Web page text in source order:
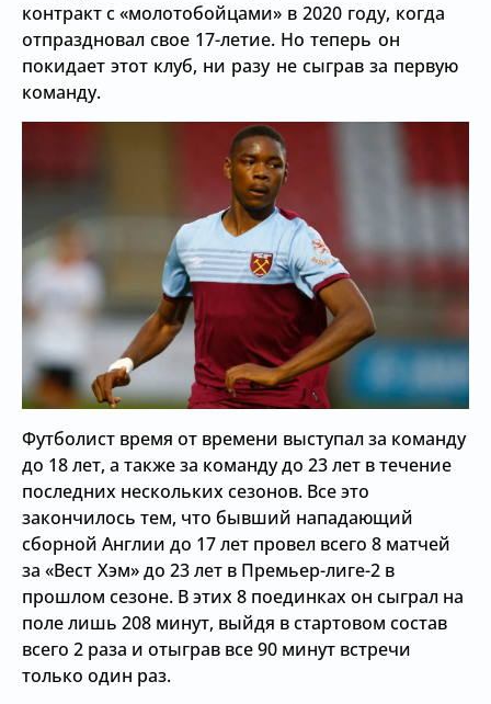
контракт с«молотобойцами» в 2020 году, когда
отпраздновал свое 17-летие. Но теперь он
покидает этот клуб, ни разу не сыграв за первую
команду.
Футболист время от времени выступал за команду
до 18 лет, а также за команду до 23 лет в течение
последних нескольких сезонов. Все это
закончилось тем, что бывший нападающий
сборной Англии до 17 лет провел всего 8 матчей
за «Вест Хэм»до 23 лет в Премьер-лиге-2 в
прошлом сезоне. В этих 8 поединках он сыграл на
поле лишь 208 минут, выйдя в стартовом состав
всего 2 раза и отыграв все 90 минут встречи
только один раз.